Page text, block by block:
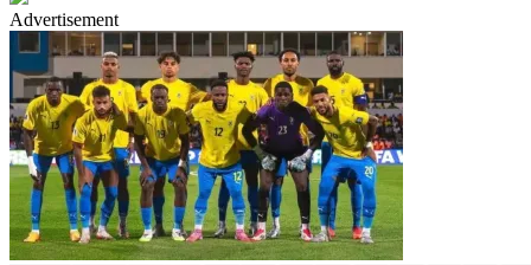
Advertisement